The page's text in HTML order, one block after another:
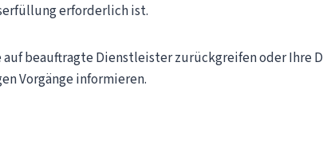
erforderlich ist.
beauftragte Dienstleister zurückgreifen oder Ihre
Vorgänge informieren.